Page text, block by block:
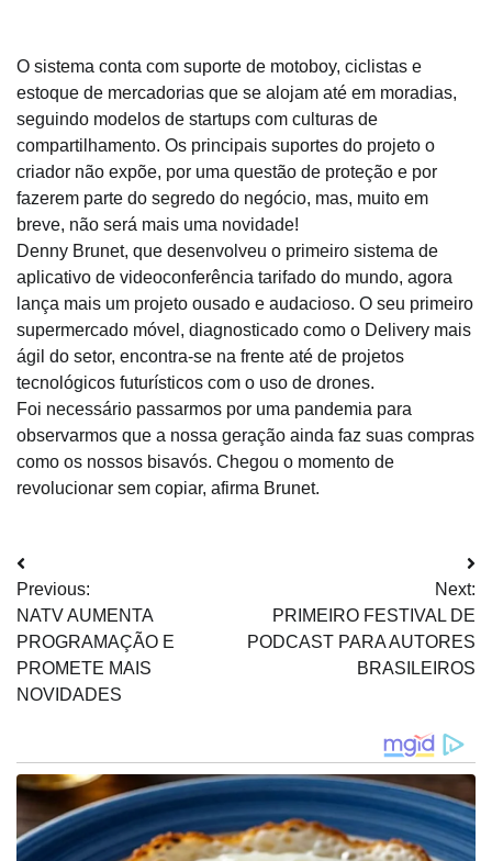
O sistema conta com suporte de motoboy, ciclistas e
estoque de mercadorias que se alojam até em moradias,
seguindo modelos de startups com culturas de
compartilhamento. Os principais suportes do projeto o
criador não expõe, por uma questão de proteção e por
fazerem parte do segredo do negócio, mas, muito em
breve, não será mais uma novidade!
Denny Brunet, que desenvolveu o primeiro sistema de
aplicativo de videoconferência tarifado do mundo, agora
lança mais um projeto ousado e audacioso. O seu primeiro
supermercado móvel, diagnosticado como o Delivery mais
ágil do setor, encontra-se na frente até de projetos
tecnológicos futurísticos com o uso de drones.
Foi necessário passarmos por uma pandemia para
observarmos que a nossa geração ainda faz suas compras
como os nossos bisavós. Chegou o momento de
revolucionar sem copiar, afirma Brunet.
Navegação
de
Post
Previous:
NATV AUMENTA
PROGRAMAÇÃO E
PROMETE MAIS
NOVIDADES
Next:
PRIMEIRO FESTIVAL DE
PODCAST PARA AUTORES
BRASILEIROS